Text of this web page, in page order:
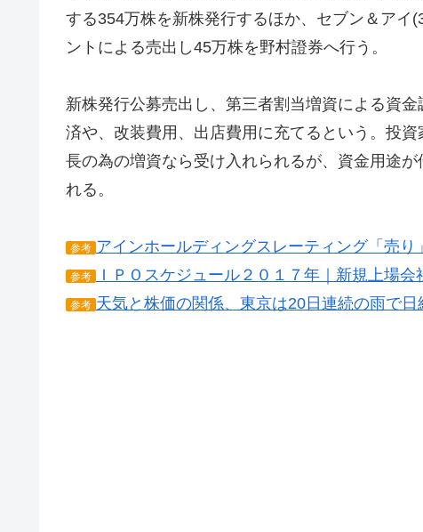
する354万株を新株発行するほか、セブン＆アイ
ントによる売出し45万株を野村證券へ行う。
新株発行公募売出し、第三者割当増資による資
済や、改装費用、出店費用に充てるという。投
長の為の増資なら受け入れられるが、資金用途
れる。
参考 アインホールディングスレーティング「売り
参考 ＩＰＯスケジュール２０１７年｜新規上場会
参考 天気と株価の関係、東京は20日連続の雨で日